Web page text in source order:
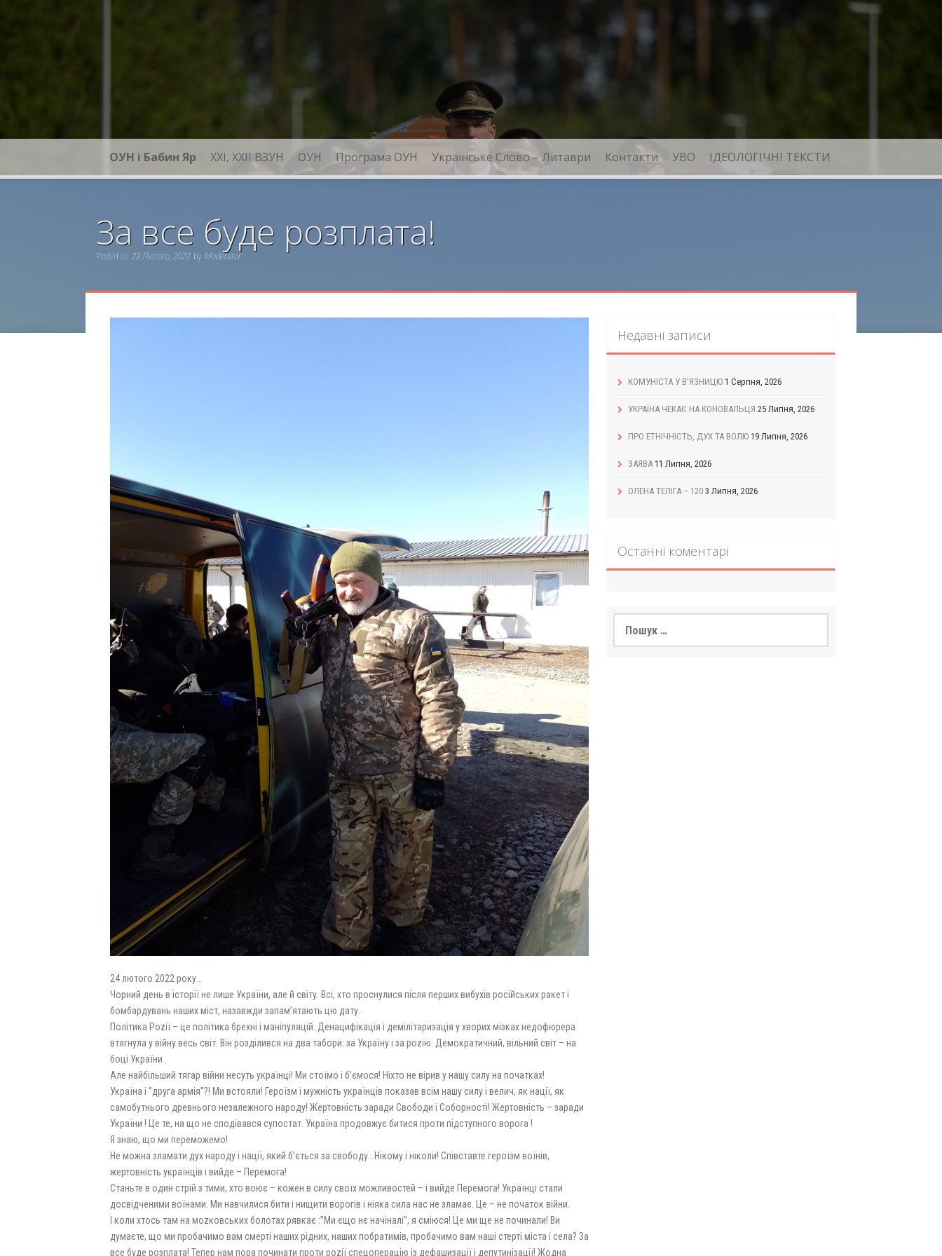
ОУН і Бабин Яр XXI, ХХІІ ВЗУН ОУН Програма ОУН Українське Слово – Литаври Контакти УВО ІДЕОЛОГІЧНІ ТЕКСТИ
За все буде розплата!
Posted on 23 Лютого, 2023 by Moderator
24 лютого 2022 року…
Чорний день в історії не лише України, але й світу. Всі, хто проснулися після перших вибухів російських ракет і
бомбардувань наших міст, назавжди запам’ятають цю дату.
Політика Роzії – це політика брехні і маніпуляцій. Денацифікація і демілітаризація у хворих мізках недофюрера
втягнула у війну весь світ. Він розділився на два табори: за Україну і за рozію. Демократичний, вільний світ – на
боці України .
Але найбільший тягар війни несуть українці! Ми стоїмо і б’ємося! Ніхто не вірив у нашу силу на початках!
Україна і “друга армія”?! Ми встояли! Героїзм і мужність українців показав всім нашу силу і велич, як нації, як
самобутнього древнього незалежного народу! Жертовність заради Свободи і Соборності! Жертовність – заради
України ! Це те, на що не сподівався супостат. Україна продовжує битися проти підступного ворога !
Я знаю, що ми переможемо!
Не можна зламати дух народу і нації, який б’ється за свободу . Нікому і ніколи! Співставте героїзм воїнів,
жертовність українців і вийде – Перемога!
Станьте в один стрій з тими, хто воює – кожен в силу своїх можливостей – і вийде Перемога! Українці стали
досвідченими воїнами. Ми навчилися бити і нищити ворогів і ніяка сила нас не зламає. Це – не початок війни.
І коли хтось там на моzковських болотах рявкає :”Ми єщо нє начіналі”, я сміюся! Це ми ще не починали! Ви
думаєте, що ми пробачимо вам смерті наших рідних, наших побратимів, пробачимо вам наші стерті міста і села? За
все буде розплата! Тепер нам пора починати проти роzії спецоперацію із дефашизації і депутинізації! Жодна
Недавні записи
КОМУНІСТА У В’ЯЗНИЦЮ 1 Серпня, 2026
УКРАЇНА ЧЕКАЄ НА КОНОВАЛЬЦЯ 25 Липня, 2026
ПРО ЕТНІЧНІСТЬ, ДУХ ТА ВОЛЮ 19 Липня, 2026
ЗАЯВА 11 Липня, 2026
ОЛЕНА ТЕЛІГА – 120 3 Липня, 2026
Останні коментарі